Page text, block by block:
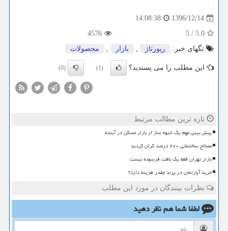
1396/12/14
14:08:38
5.0
/
5
4576
تگهای خبر:
رپورتاژ , بازار , محصولات
این مطلب را می پسندید؟ (1)
(0)
تازه ترین مطالب مرتبط
پیش بینی مهم یک انبوه ساز از بازار مسکن در آینده
مصالح ساختمانی ۲۷۰ درصد گران گردید
بازار تهران فقط یک بافت فرسوده نیست
خرید آپارتمان در پرند چقدر هزینه دارد؟
نظرات بینندگان در مورد این مطلب
لطفا شما همنظر دهید